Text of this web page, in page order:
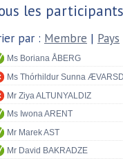
les
par : Membre | Pays
Ms Boriana ÅBERG
Ms Thórhildur Sunna
Mr Ziya ALTUNYALDIZ
Ms Iwona ARENT
Mr Marek AST
Mr David BAKRADZE